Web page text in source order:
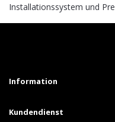
Installationssystem und
Information
Kundendienst